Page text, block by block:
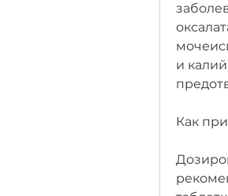
и
Как